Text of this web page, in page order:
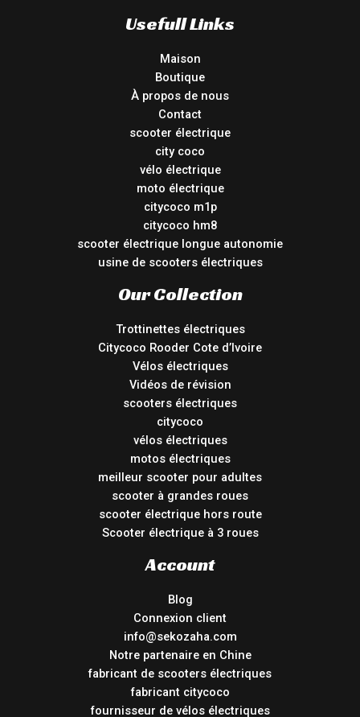
Usefull Links
Maison
Boutique
À propos de nous
Contact
scooter électrique
city coco
vélo électrique
moto électrique
citycoco m1p
citycoco hm8
scooter électrique longue autonomie
usine de scooters électriques
Our Collection
Trottinettes électriques
Citycoco Rooder Cote d’Ivoire
Vélos électriques
Vidéos de révision
scooters électriques
citycoco
vélos électriques
motos électriques
meilleur scooter pour adultes
scooter à grandes roues
scooter électrique hors route
Scooter électrique à 3 roues
Account
Blog
Connexion client
info@sekozaha.com
Notre partenaire en Chine
fabricant de scooters électriques
fabricant citycoco
fournisseur de vélos électriques